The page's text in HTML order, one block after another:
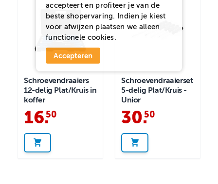
Schroevendraaiers
12-delig Plat/Kruis in
koffer
16.
50
Schroevendraaierset
5-delig Plat/Kruis -
Unior
30.
50
accepteert en profiteer je van de
beste shopervaring. Indien je kiest
voor afwijzen plaatsen we alleen
functionele cookies.
Accepteren